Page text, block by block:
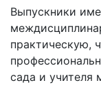
Выпускники
практическую,
сада и учителя